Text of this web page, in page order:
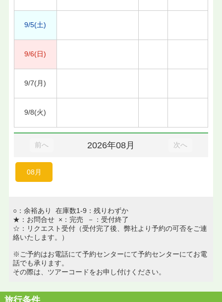
9/5(土)
9/6(日)
9/7(月)
9/8(火)
前へ 2026年08月 次へ
08月
○：余裕あり 在庫数1-9：残りわずか
★：お問合せ ×：完売 －：受付終了
☆：リクエスト受付（受付完了後、弊社より予約の可否をご連
絡いたします。）
※ご予約はお電話にて予約センターにて予約センターにてお電
話でも承ります。
その際は、ツアーコードをお申し付けください。
旅行条件